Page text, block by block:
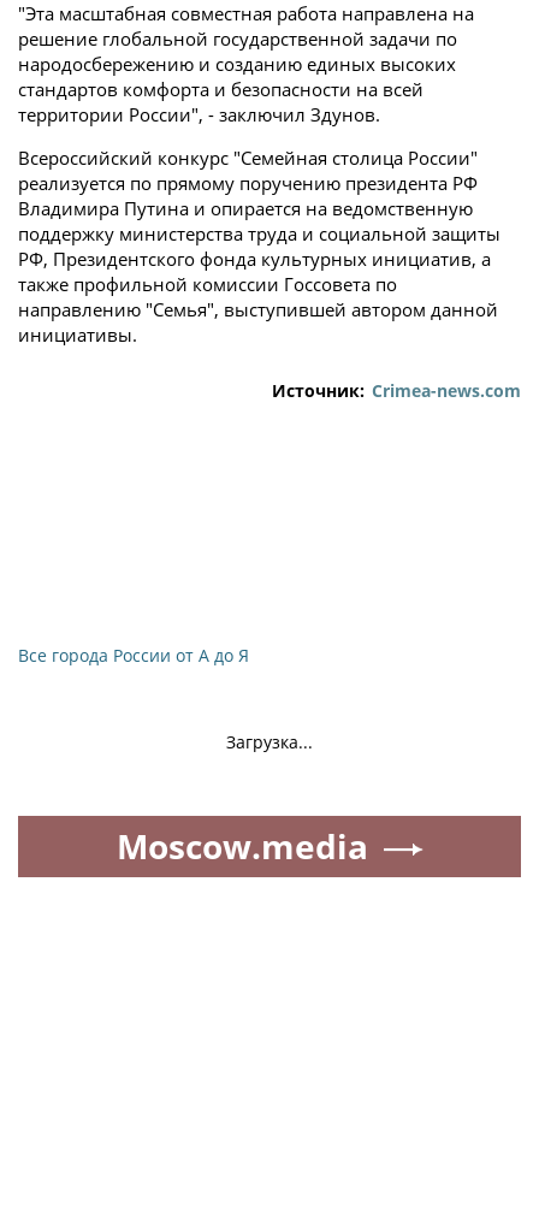
"Эта масштабная совместная работа направлена на
решение глобальной государственной задачи по
народосбережению и созданию единых высоких
стандартов комфорта и безопасности на всей
территории России", - заключил Здунов.
Всероссийский конкурс "Семейная столица России"
реализуется по прямому поручению президента РФ
Владимира Путина и опирается на ведомственную
поддержку министерства труда и социальной защиты
РФ, Президентского фонда культурных инициатив, а
также профильной комиссии Госсовета по
направлению "Семья", выступившей автором данной
инициативы.
Источник: Crimea-news.com
Все города России от А до Я
Загрузка...
Moscow.media